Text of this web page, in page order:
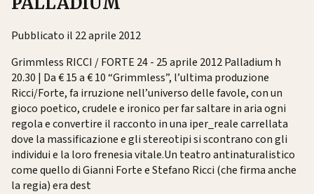
Pubblicato il 22 aprile 2012
Grimmless RICCI / FORTE 24 - 25 aprile 2012 Palladium h
20.30 | Da € 15 a € 10 “Grimmless”, l’ultima produzione
Ricci/Forte, fa irruzione nell’universo delle favole, con un
gioco poetico, crudele e ironico per far saltare in aria ogni
regola e convertire il racconto in una iper_reale carrellata
dove la massificazione e gli stereotipi si scontrano con gli
individui e la loro frenesia vitale.Un teatro antinaturalistico
come quello di Gianni Forte e Stefano Ricci (che firma anche
la regia) era dest